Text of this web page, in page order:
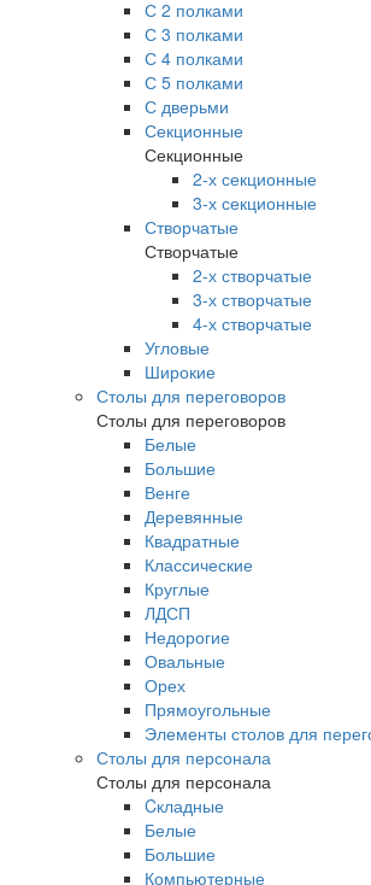
С 2 полками
С 3 полками
С 4 полками
С 5 полками
С дверьми
Секционные
Секционные
2-х секционные
3-х секционные
Створчатые
Створчатые
2-х створчатые
3-х створчатые
4-х створчатые
Угловые
Широкие
Столы для переговоров
Столы для переговоров
Белые
Большие
Венге
Деревянные
Квадратные
Классические
Круглые
ЛДСП
Недорогие
Овальные
Орех
Прямоугольные
Элементы столов для
Столы для персонала
Столы для персонала
Cкладные
Белые
Большие
Компьютерные